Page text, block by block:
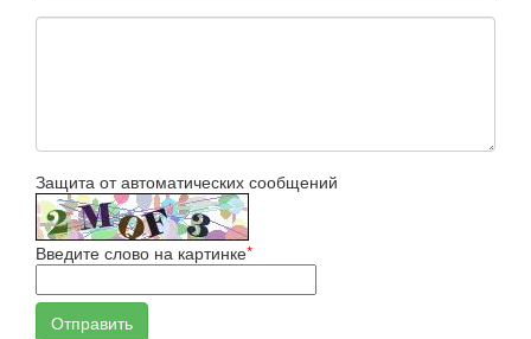
Защита от автоматических сообщений
Введите слово на картинке*